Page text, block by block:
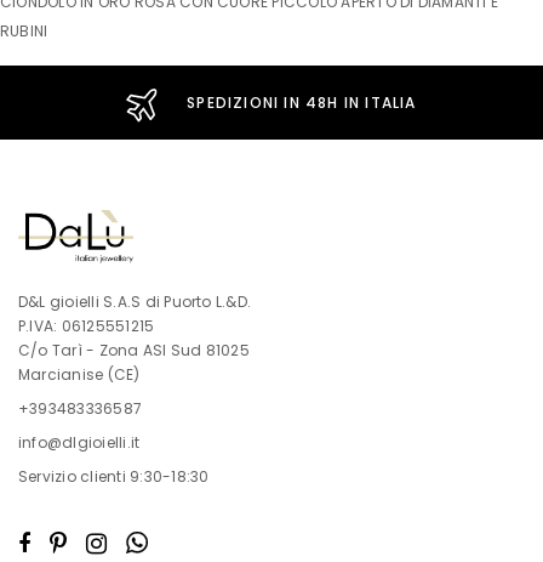
RUBINI
SPEDIZIONI IN 48H IN ITALIA
D&L gioielli S.A.S di Puorto L.&D.
P.IVA: 06125551215
C/o Tarì - Zona ASI Sud 81025
Marcianise (CE)
+393483336587
info@dlgioielli.it
Servizio clienti 9:30-18:30